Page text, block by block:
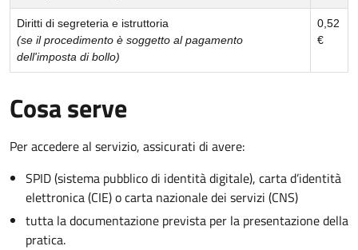
Diritti di segreteria e istruttoria
(se il procedimento è soggetto al pagamento
dell'imposta di bollo)
0,52
€
Cosa serve
Per accedere al servizio, assicurati di avere:
SPID (sistema pubblico di identità digitale), carta d’identità
elettronica (CIE) o carta nazionale dei servizi (CNS)
tutta la documentazione prevista per la presentazione della
pratica.